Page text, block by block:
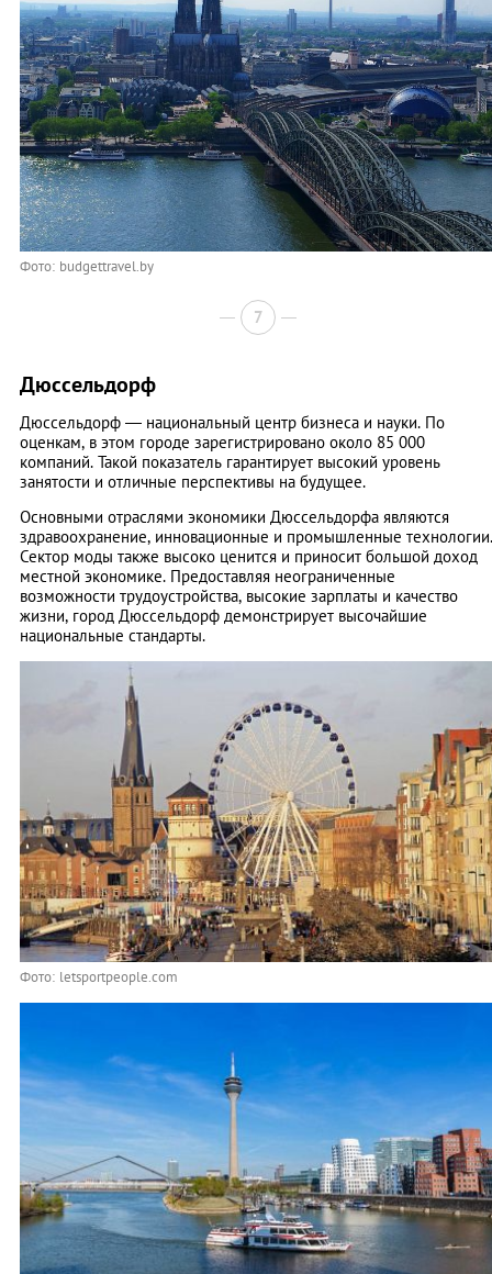
Фото: budgettravel.by
7
Дюссельдорф
Дюссельдорф — национальный центр бизнеса и науки. По
оценкам, в этом городе зарегистрировано около 85 000
компаний. Такой показатель гарантирует высокий уровень
занятости и отличные перспективы на будущее.
Основными отраслями экономики Дюссельдорфа являются
здравоохранение, инновационные и промышленные технологии.
Сектор моды также высоко ценится и приносит большой доход
местной экономике. Предоставляя неограниченные
возможности трудоустройства, высокие зарплаты и качество
жизни, город Дюссельдорф демонстрирует высочайшие
национальные стандарты.
Фото: letsportpeople.com